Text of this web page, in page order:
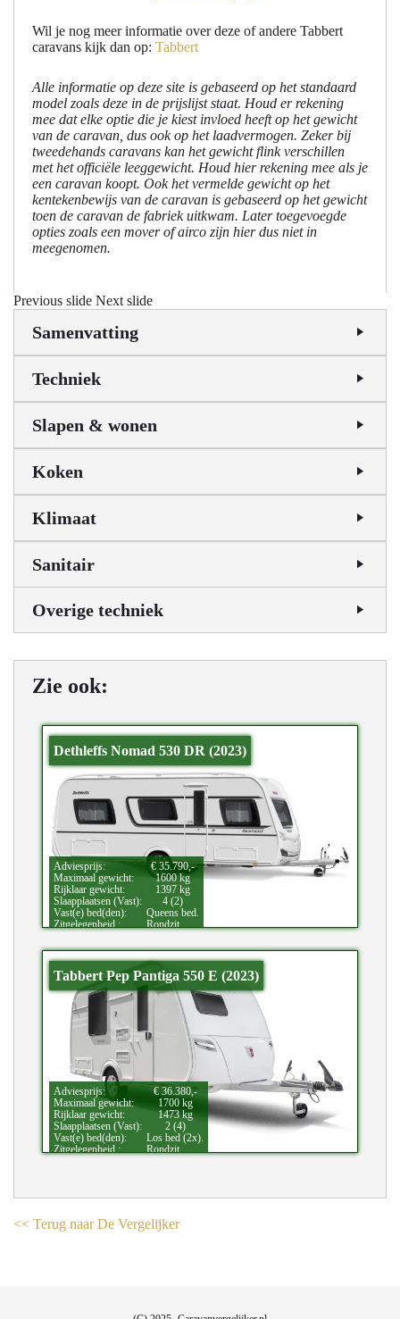
Wil je nog meer informatie over deze of andere Tabbert
caravans kijk dan op: Tabbert
Alle informatie op deze site is gebaseerd op het standaard
model zoals deze in de prijslijst staat. Houd er rekening
mee dat elke optie die je kiest invloed heeft op het gewicht
van de caravan, dus ook op het laadvermogen. Zeker bij
tweedehands caravans kan het gewicht flink verschillen
met het officiële leeggewicht. Houd hier rekening mee als je
een caravan koopt. Ook het vermelde gewicht op het
kentekenbewijs van de caravan is gebaseerd op het gewicht
toen de caravan de fabriek uitkwam. Later toegevoegde
opties zoals een mover of airco zijn hier dus niet in
meegenomen.
Previous slide Next slide
Samenvatting
Techniek
Slapen & wonen
Koken
Klimaat
Sanitair
Overige techniek
Zie ook:
Dethleffs Nomad 530 DR (2023)
Adviesprijs:
€ 35.790,-
Maximaal gewicht:
1600 kg
Rijklaar gewicht:
1397 kg
Slaapplaatsen (Vast):
4 (2)
Vast(e) bed(den):
Queens bed.
Zitgelegenheid.:
Rondzit.
Tabbert Pep Pantiga 550 E (2023)
Adviesprijs:
€ 36.380,-
Maximaal gewicht:
1700 kg
Rijklaar gewicht:
1473 kg
Slaapplaatsen (Vast):
2 (4)
Vast(e) bed(den):
Los bed (2x).
Zitgelegenheid.:
Rondzit.
<< Terug naar De Vergelijker